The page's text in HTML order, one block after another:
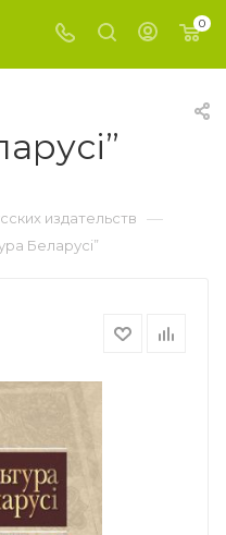
0
издательств —
Беларусі”